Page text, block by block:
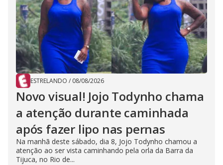
ESTRELANDO / 08/08/2026
Novo visual! Jojo Todynho chama
a atenção durante caminhada
após fazer lipo nas pernas
Na manhã deste sábado, dia 8, Jojo Todynho chamou a
atenção ao ser vista caminhando pela orla da Barra da
Tijuca, no Rio de...